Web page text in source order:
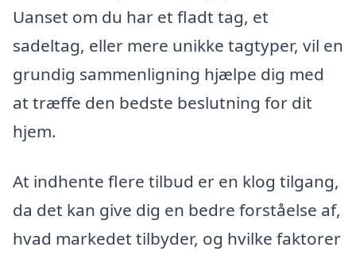
Uanset om du har et fladt tag, et
sadeltag, eller mere unikke tagtyper, vil en
grundig sammenligning hjælpe dig med
at træffe den bedste beslutning for dit
hjem.
At indhente flere tilbud er en klog tilgang,
da det kan give dig en bedre forståelse af,
hvad markedet tilbyder, og hvilke faktorer